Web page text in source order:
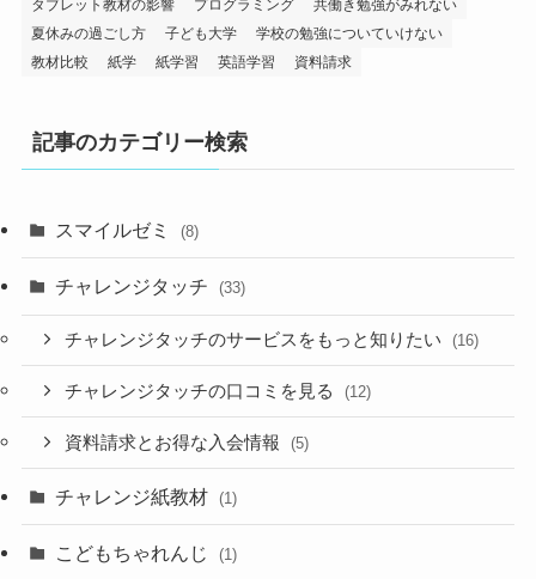
タブレット教材の影響
プログラミング
共働き勉強がみれない
夏休みの過ごし方
子ども大学
学校の勉強についていけない
教材比較
紙学 紙学習 英語学習 資料請求
記事のカテゴリー検索
スマイルゼミ (8)
チャレンジタッチ (33)
チャレンジタッチのサービスをもっと知りたい (16)
チャレンジタッチの口コミを見る (12)
資料請求とお得な入会情報 (5)
チャレンジ紙教材 (1)
こどもちゃれんじ (1)